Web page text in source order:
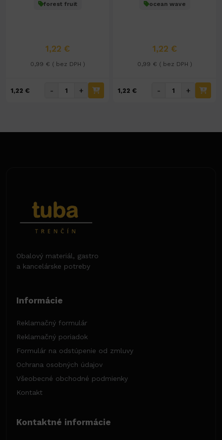
forest fruit
1,22 €
0,99 € ( bez DPH )
1,22 € - +
ocean wave
1,22 €
0,99 € ( bez DPH )
1,22 € - +
Obalový materiál, gastro
a kancelárske potreby
Informácie
Reklamačný formulár
Reklamačný poriadok
Formulár na odstúpenie od zmluvy
Ochrana osobných údajov
Všeobecné obchodné podmienky
Kontakt
Kontaktné informácie